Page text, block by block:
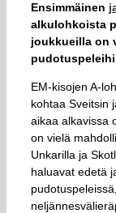
Ensimmäinen
alkulohkoista
joukkueilla on
EM-kisojen A-
kohtaa Sveitsin
aikaa alkavissa
on vielä
Unkarilla ja
haluavat edetä